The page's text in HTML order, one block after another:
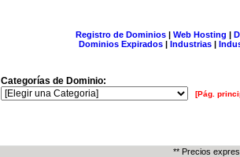
Registro de Dominios| Web Hosting |
Dominios Expirados | Industrias |
Categorías de Dominio:
[Pág.
** Precios